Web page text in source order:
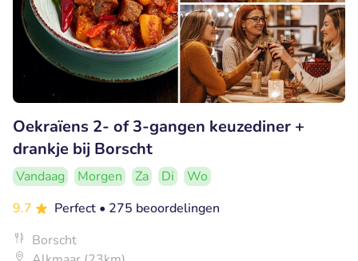
Oekraïens 2- of 3-gangen keuzediner +
drankje bij Borscht
Vandaag Morgen Za Di
Wo
9.7
Perfect • 275 beoordelingen
Borscht